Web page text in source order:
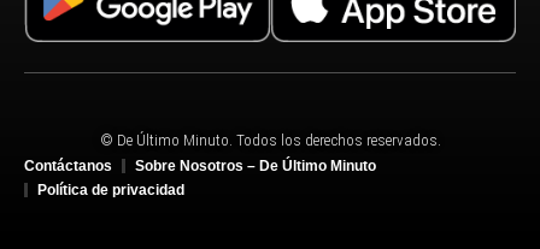
© De Último Minuto. Todos los derechos reservados.
Contáctanos
Sobre Nosotros – De Último Minuto
Política de privacidad